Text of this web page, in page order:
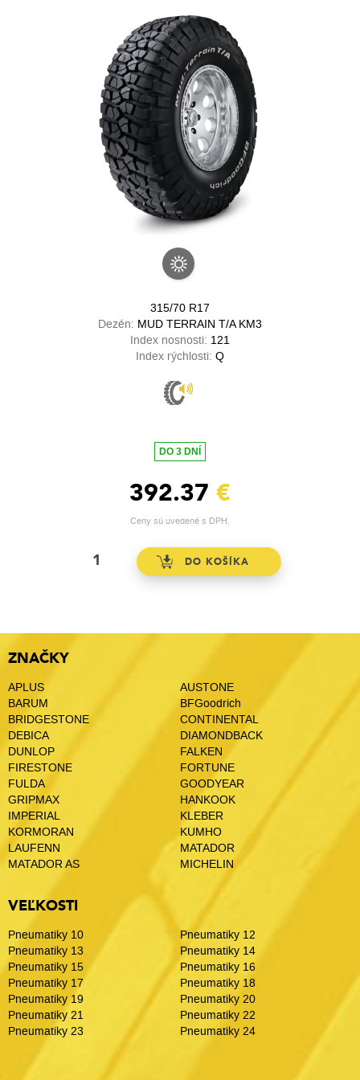
315/70 R17
Dezén: MUD TERRAIN T/A KM3
Index nosnosti: 121
Index rýchlosti: Q
DO 3 DNÍ
392.37 €
Ceny sú uvedené s DPH.
ZNAČKY
APLUS
AUSTONE
BARUM
BFGoodrich
BRIDGESTONE
CONTINENTAL
DEBICA
DIAMONDBACK
DUNLOP
FALKEN
FIRESTONE
FORTUNE
FULDA
GOODYEAR
GRIPMAX
HANKOOK
IMPERIAL
KLEBER
KORMORAN
KUMHO
LAUFENN
MATADOR
MATADOR AS
MICHELIN
VEĽKOSTI
Pneumatiky 10
Pneumatiky 12
Pneumatiky 13
Pneumatiky 14
Pneumatiky 15
Pneumatiky 16
Pneumatiky 17
Pneumatiky 18
Pneumatiky 19
Pneumatiky 20
Pneumatiky 21
Pneumatiky 22
Pneumatiky 23
Pneumatiky 24